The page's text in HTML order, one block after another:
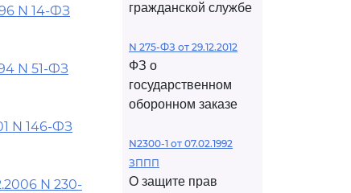
N 14-ФЗ
N 51-ФЗ
N 146-ФЗ
N 230-
гражданской службе
N 275-ФЗ от 29.12.2012
ФЗ о
государственном
оборонном заказе
N2300-1 от 07.02.1992
ЗППП
О защите прав